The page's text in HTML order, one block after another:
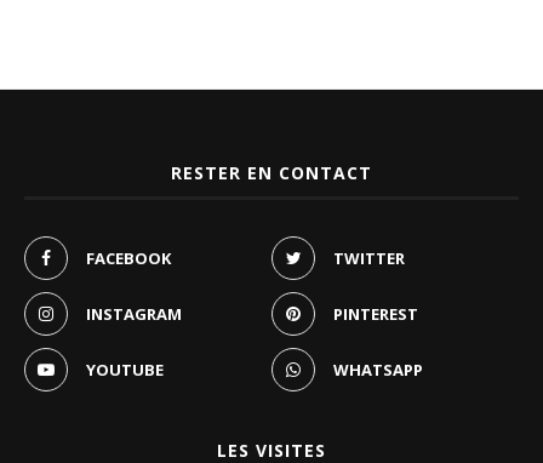
RESTER EN CONTACT
FACEBOOK TWITTER
INSTAGRAM PINTEREST
YOUTUBE WHATSAPP
LES VISITES